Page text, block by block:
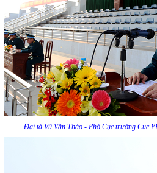
Đại tá Vũ Văn Thảo - Phó Cục trưởng Cục